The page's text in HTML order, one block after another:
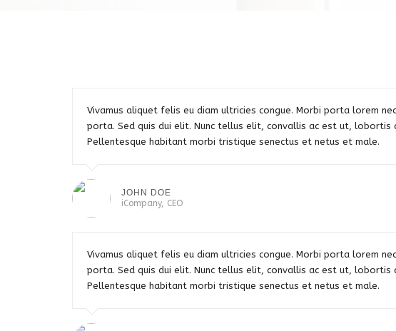
Vivamus aliquet felis eu diam ultricies congue. Morbi porta lorem
porta. Sed quis dui elit. Nunc tellus elit, convallis ac est ut, lobortis
Pellentesque habitant morbi tristique senectus et netus et male.
JOHN DOE
iCompany, CEO
Vivamus aliquet felis eu diam ultricies congue. Morbi porta lorem
porta. Sed quis dui elit. Nunc tellus elit, convallis ac est ut, lobortis
Pellentesque habitant morbi tristique senectus et netus et male.